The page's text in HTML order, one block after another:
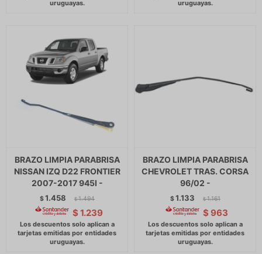
BRAZO LIMPIA PARABRISA
NISSAN IZQ D22 FRONTIER
2007-2017 945I -
$1.458 $ 1.494
$ 1.239
BRAZO LIMPIA PARABRISA
CHEVROLET TRAS. CORSA
96/02 -
$1.133 $ 1.161
$ 963